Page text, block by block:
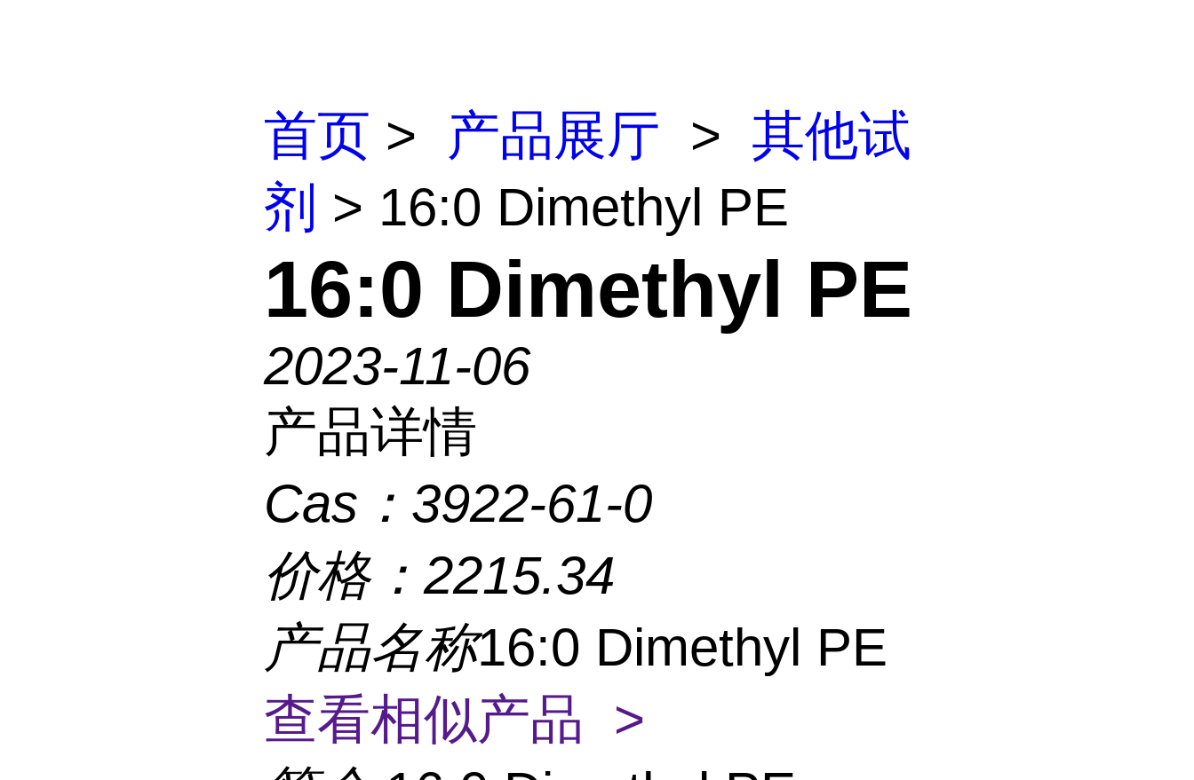
首页 > 产品展厅 > 其他试
剂 > 16:0 Dimethyl PE
16:0 Dimethyl PE
2023-11-06
产品详情
Cas： 3922-61-0
价格： 2215.34
产品名称16:0 Dimethyl PE
查看相似产品 >